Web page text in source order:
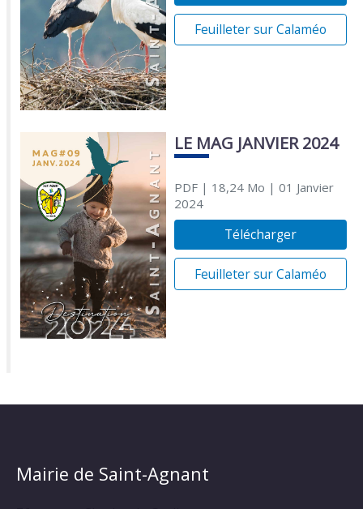
Feuilleter sur Calaméo
LE MAG JANVIER 2024
PDF| 18,24 Mo | 01 Janvier
2024
Télécharger
Feuilleter sur Calaméo
Mairie de Saint-Agnant